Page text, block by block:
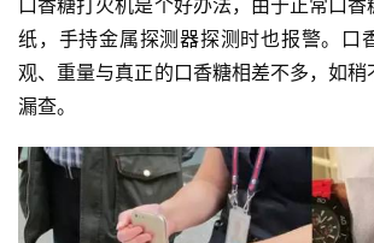
口香糖打火机是个好办法，由于正常口香
纸，手持金属探测器探测时也报警。口
观、重量与真正的口香糖相差不多，如
漏查。